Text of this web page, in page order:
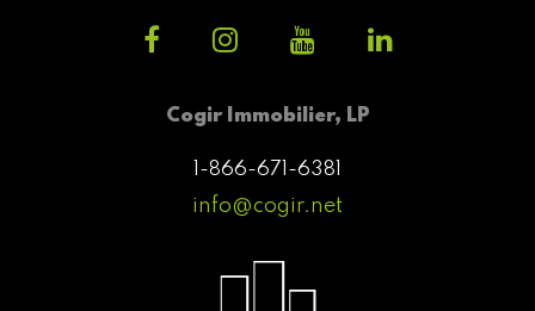
Cogir Immobilier, LP
1-866-671-6381
info@cogir.net